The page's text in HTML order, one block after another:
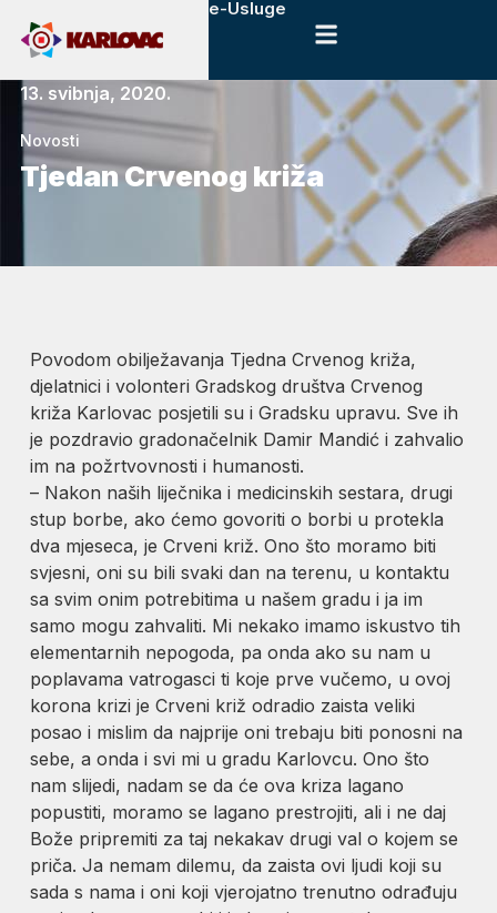
e-Usluge
13. svibnja, 2020.
Novosti
Tjedan Crvenog križa
Povodom obilježavanja Tjedna Crvenog križa,
djelatnici i volonteri Gradskog društva Crvenog
križa Karlovac posjetili su i Gradsku upravu. Sve ih
je pozdravio gradonačelnik Damir Mandić i zahvalio
im na požrtvovnosti i humanosti.
– Nakon naših liječnika i medicinskih sestara, drugi
stup borbe, ako ćemo govoriti o borbi u protekla
dva mjeseca, je Crveni križ. Ono što moramo biti
svjesni, oni su bili svaki dan na terenu, u kontaktu
sa svim onim potrebitima u našem gradu i ja im
samo mogu zahvaliti. Mi nekako imamo iskustvo tih
elementarnih nepogoda, pa onda ako su nam u
poplavama vatrogasci ti koje prve vučemo, u ovoj
korona krizi je Crveni križ odradio zaista veliki
posao i mislim da najprije oni trebaju biti ponosni na
sebe, a onda i svi mi u gradu Karlovcu. Ono što
nam slijedi, nadam se da će ova kriza lagano
popustiti, moramo se lagano prestrojiti, ali i ne daj
Bože pripremiti za taj nekakav drugi val o kojem se
priča. Ja nemam dilemu, da zaista ovi ljudi koji su
sada s nama i oni koji vjerojatno trenutno odrađuju